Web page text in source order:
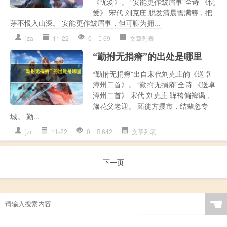
爱》 宋代 刘克庄 脱发清晨雪满簪，把
茅不恨入山深。 安能更作皱眉事，但可聊为拥...
jza 11-22 0 69 文章列表
“勤拊无捐瘠”的出处是哪里
“勤拊无捐瘠”出自宋代刘克庄的《送卓
漳州二首》。 “勤拊无捐瘠”全诗 《送卓
漳州二首》 宋代 刘克庄 鞾袴偏裨谒，
旛花父老迎。 跖徒方攫市，结辈忽专
城。 勤...
jzr 11-22 0 642 文章列表
下一页
☚